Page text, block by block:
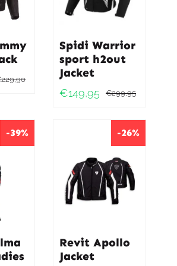
229,90
Oorspronkelijke
was:
€229,90.
Huidige
is:
€183,90.
Spidi Warrior
sport h2out
Jacket
€299,95
prijs
was:
€149,95
prijs
is:
-39% -26%
Revit Apollo
Jacket